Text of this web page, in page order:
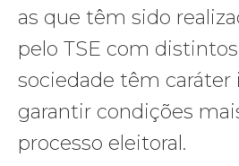
as que têm sido
pelo TSE com
sociedade têm caráter
garantir condições
processo eleitoral.